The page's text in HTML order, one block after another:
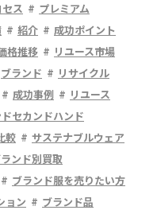
ス
プレミアム
紹介
成功ポイント
格推移
リユース市場
ブランド
リサイクル
成功事例
リユース
セカンドハンド
較
サステナブルウェア
ンド別買取
ブランド服を売りたい方
ョン
ブランド品